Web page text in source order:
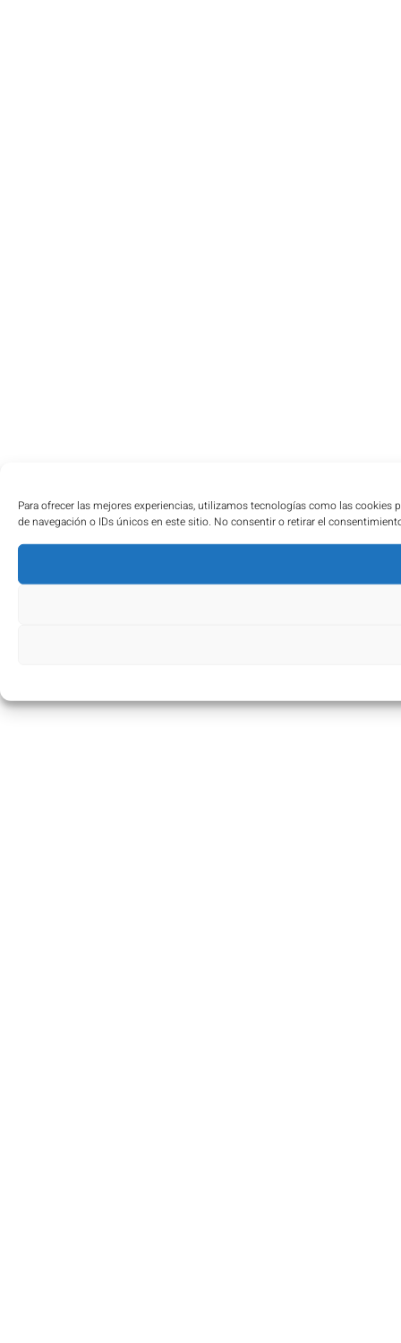
Para ofrecer las mejores experiencias, utilizamos tecnologías como las
de navegación o IDs únicos en este sitio. No consentir o retirar el